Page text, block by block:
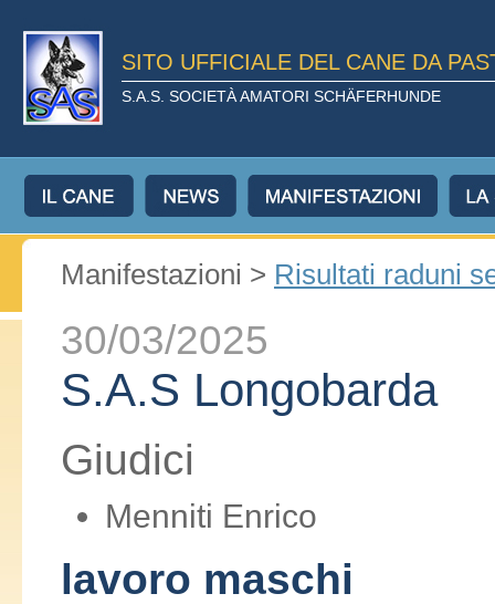
SITO UFFICIALE DEL CANE DA
S.A.S. SOCIETÀ AMATORI SCHÄFERHUNDE
Manifestazioni > Risultati raduni
30/03/2025
S.A.S Longobarda
Giudici
Menniti Enrico
lavoro maschi